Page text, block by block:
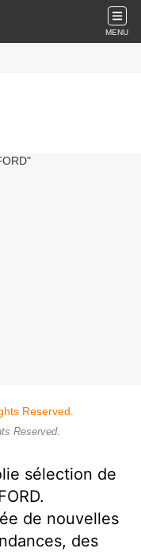
MENU
Reserved.
sélection de
de nouvelles
des